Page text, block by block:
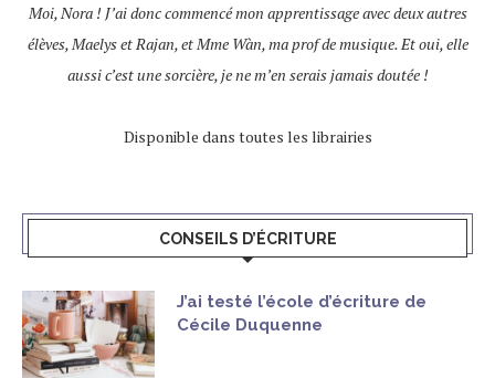
Moi, Nora ! J’ai donc commencé mon apprentissage avec deux autres
élèves, Maelys et Rajan, et Mme Wàn, ma prof de musique. Et oui, elle
aussi c’est une sorcière, je ne m’en serais jamais doutée !
Disponible dans toutes les librairies
CONSEILS D’ÉCRITURE
J’ai testé l’école d’écriture de
Cécile Duquenne